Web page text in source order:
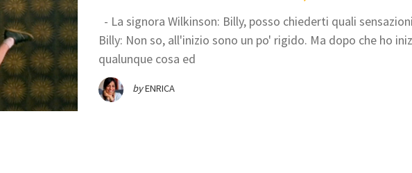
- La signora Wilkinson: Billy, posso chiederti quali
Billy: Non so, all'inizio sono un po' rigido. Ma dopo che ho
qualunque cosa ed
byENRICA